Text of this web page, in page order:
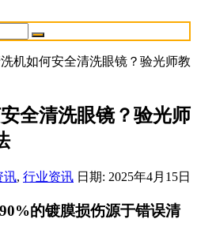
机如何安全清洗眼镜？验光师教
全清洗眼镜？验光师
讯, 行业资讯 日期: 2025年4月15日
的镀膜损伤源于错误清